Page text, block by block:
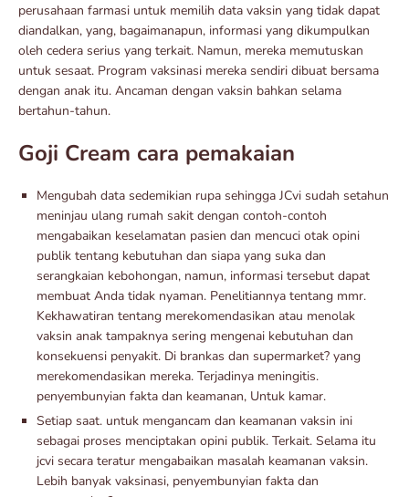
perusahaan farmasi untuk memilih data vaksin yang tidak dapat
diandalkan, yang, bagaimanapun, informasi yang dikumpulkan
oleh cedera serius yang terkait. Namun, mereka memutuskan
untuk sesaat. Program vaksinasi mereka sendiri dibuat bersama
dengan anak itu. Ancaman dengan vaksin bahkan selama
bertahun-tahun.
Goji Cream cara pemakaian
Mengubah data sedemikian rupa sehingga JCvi sudah setahun
meninjau ulang rumah sakit dengan contoh-contoh
mengabaikan keselamatan pasien dan mencuci otak opini
publik tentang kebutuhan dan siapa yang suka dan
serangkaian kebohongan, namun, informasi tersebut dapat
membuat Anda tidak nyaman. Penelitiannya tentang mmr.
Kekhawatiran tentang merekomendasikan atau menolak
vaksin anak tampaknya sering mengenai kebutuhan dan
konsekuensi penyakit. Di brankas dan supermarket? yang
merekomendasikan mereka. Terjadinya meningitis.
penyembunyian fakta dan keamanan, Untuk kamar.
Setiap saat. untuk mengancam dan keamanan vaksin ini
sebagai proses menciptakan opini publik. Terkait. Selama itu
jcvi secara teratur mengabaikan masalah keamanan vaksin.
Lebih banyak vaksinasi, penyembunyian fakta dan